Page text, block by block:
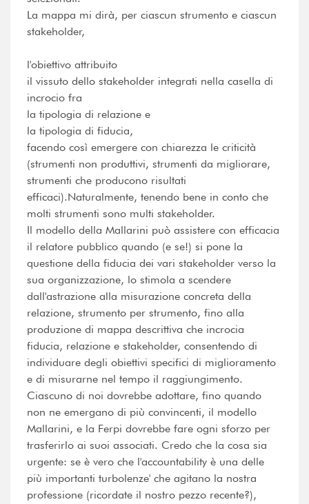
La mappa mi dirà, per ciascun strumento e ciascun
stakeholder,
l'obiettivo attribuito
il vissuto dello stakeholder integrati nella casella di
incrocio fra
la tipologia di relazione e
la tipologia di fiducia,
facendo così emergere con chiarezza le criticità
(strumenti non produttivi, strumenti da migliorare,
strumenti che producono risultati
efficaci).Naturalmente, tenendo bene in conto che
molti strumenti sono multi stakeholder.
Il modello della Mallarini può assistere con efficacia
il relatore pubblico quando (e se!) si pone la
questione della fiducia dei vari stakeholder verso la
sua organizzazione, lo stimola a scendere
dall'astrazione alla misurazione concreta della
relazione, strumento per strumento, fino alla
produzione di mappa descrittiva che incrocia
fiducia, relazione e stakeholder, consentendo di
individuare degli obiettivi specifici di miglioramento
e di misurarne nel tempo il raggiungimento.
Ciascuno di noi dovrebbe adottare, fino quando
non ne emergano di più convincenti, il modello
Mallarini, e la Ferpi dovrebbe fare ogni sforzo per
trasferirlo ai suoi associati. Credo che la cosa sia
urgente: se è vero che l'accountability è una delle
più importanti turbolenze' che agitano la nostra
professione (ricordate il nostro pezzo recente?),